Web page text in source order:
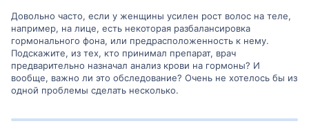
Довольно часто, если у женщины усилен рост волос на теле,
например, на лице, есть некоторая разбалансировка
гормонального фона, или предрасположенность к нему.
Подскажите, из тех, кто принимал препарат, врач
предварительно назначал анализ крови на гормоны? И
вообще, важно ли это обследование? Очень не хотелось бы из
одной проблемы сделать несколько.